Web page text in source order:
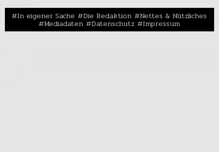
In eigener Sache Die Redaktion Nettes & Nützliches
Mediadaten Datenschutz Impressum